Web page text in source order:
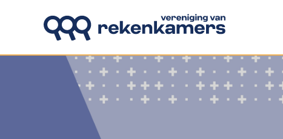
Overslaan en naar de inhoud gaan